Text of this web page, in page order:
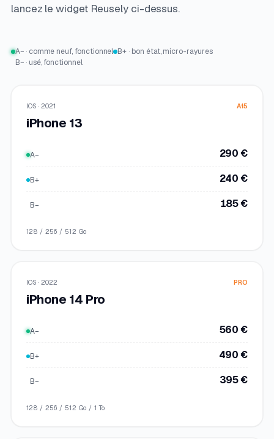
lancez le widget Reusely ci-dessus.
A− · comme neuf, fonctionnel B+ · bon état, micro-rayures
B− · usé, fonctionnel
IOS · 2021 A15
iPhone 13
A− 290 €
B+ 240 €
B− 185 €
128 / 256 / 512 Go
IOS · 2022 PRO
iPhone 14 Pro
A− 560 €
B+ 490 €
B− 395 €
128 / 256 / 512 Go / 1 To